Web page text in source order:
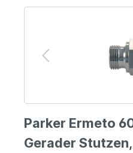
Parker Ermeto
Gerader Stutzen,